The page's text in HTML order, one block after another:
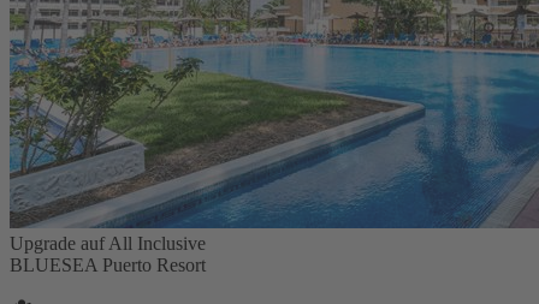
Upgrade auf All Inclusive
BLUESEA Puerto Resort